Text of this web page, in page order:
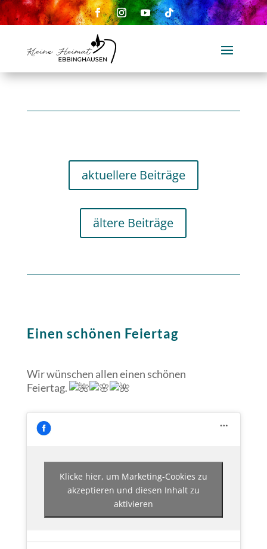
aktuellere Beiträge
ältere Beiträge
Einen schönen Feiertag
Wir wünschen allen einen schönen
Feiertag.
Klicke hier, um Marketing-Cookies zu
akzeptieren und diesen Inhalt zu
aktivieren